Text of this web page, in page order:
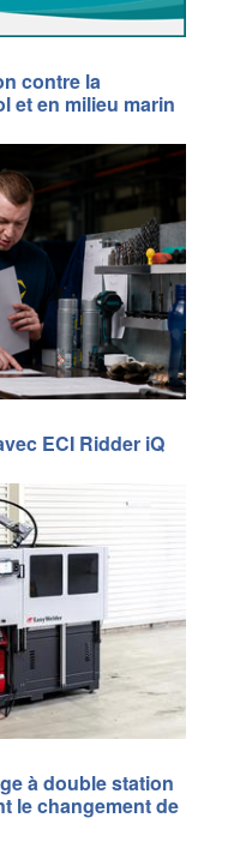
contre la
et en milieu marin
ECI Ridder iQ
à double station
le changement de